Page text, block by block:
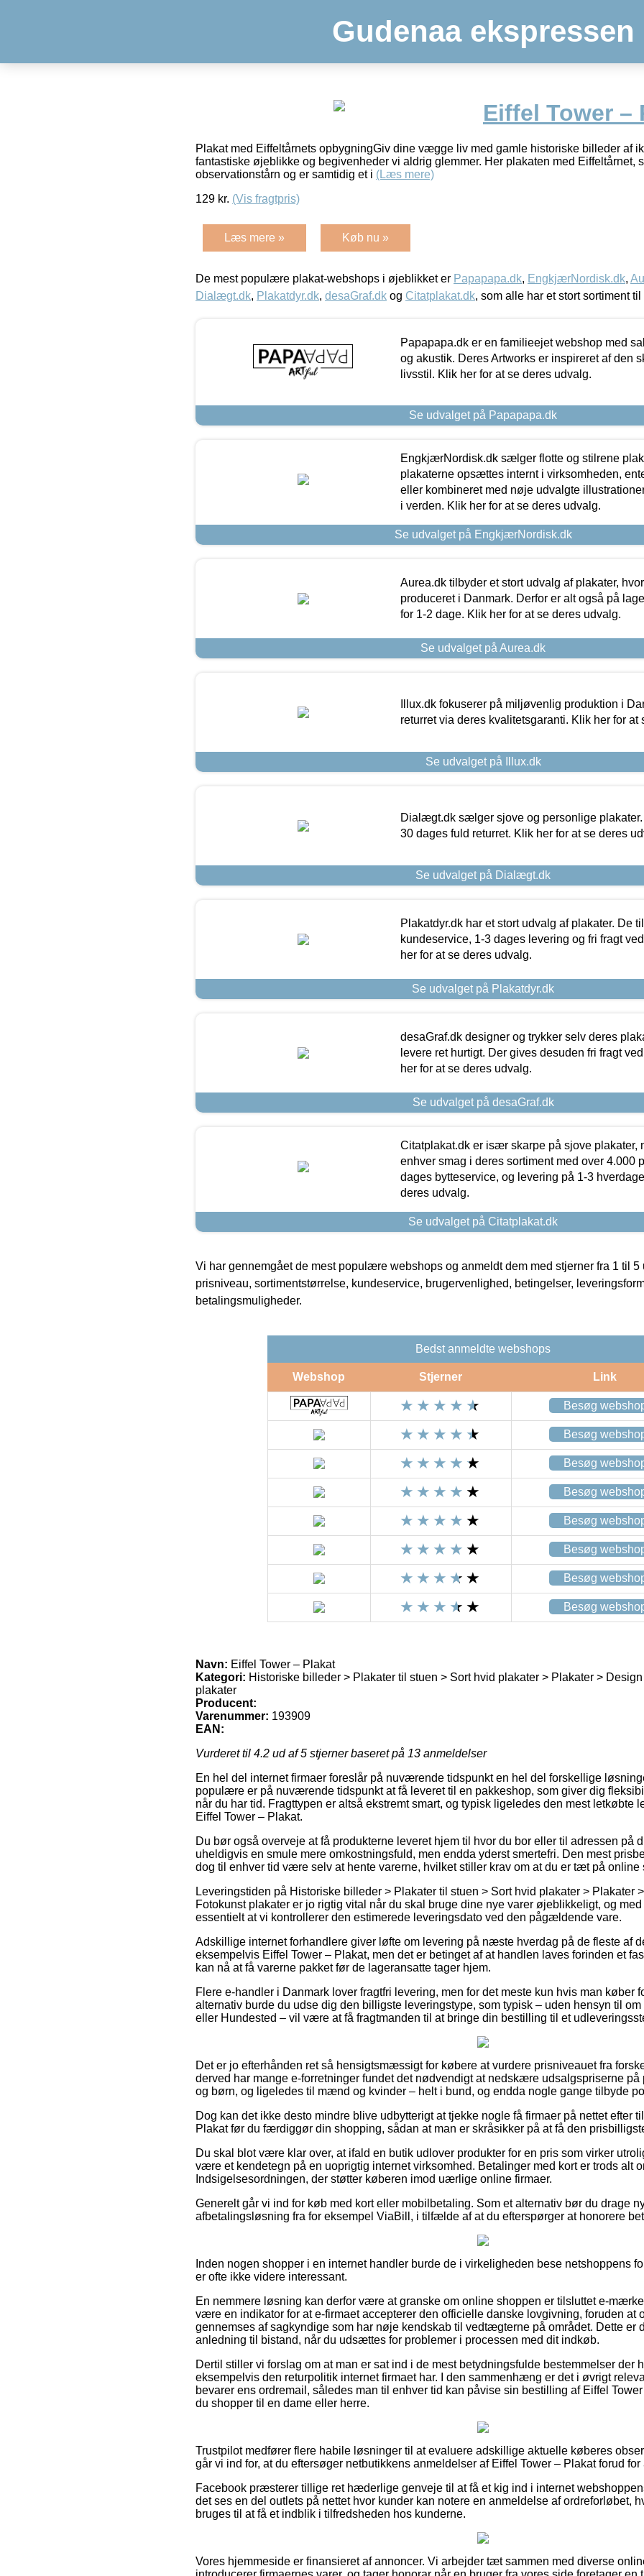
Gudenaa ekspressen
Eiffel Tower –
Plakat med Eiffeltårnets opbygningGiv dine vægge liv med gamle historiske billeder af
fantastiske øjeblikke og begivenheder vi aldrig glemmer. Her plakaten med Eiffeltårnet,
observationstårn og er samtidig et i (Læs mere)
129 kr. (Vis fragtpris)
Læs mere » Køb nu »
De mest populære plakat-webshops i øjeblikket er Papapapa.dk, EngkjærNordisk.dk,
Dialægt.dk, Plakatdyr.dk, desaGraf.dk og Citatplakat.dk, som alle har et stort sortiment til
Papapapa.dk er en familieejet webshop med
og akustik. Deres Artworks er inspireret af den
livsstil. Klik her for at se deres udvalg.
Se udvalget på Papapapa.dk
EngkjærNordisk.dk sælger flotte og stilrene
plakaterne opsættes internt i virksomheden,
eller kombineret med nøje udvalgte
i verden. Klik her for at se deres udvalg.
Se udvalget på EngkjærNordisk.dk
Aurea.dk tilbyder et stort udvalg af plakater,
produceret i Danmark. Derfor er alt også på
for 1-2 dage. Klik her for at se deres udvalg.
Se udvalget på Aurea.dk
Illux.dk fokuserer på miljøvenlig produktion i
returret via deres kvalitetsgaranti. Klik her for at
Se udvalget på Illux.dk
Dialægt.dk sælger sjove og personlige
30 dages fuld returret. Klik her for at se deres
Se udvalget på Dialægt.dk
Plakatdyr.dk har et stort udvalg af plakater. De
kundeservice, 1-3 dages levering og fri fragt
her for at se deres udvalg.
Se udvalget på Plakatdyr.dk
desaGraf.dk designer og trykker selv deres
levere ret hurtigt. Der gives desuden fri fragt
her for at se deres udvalg.
Se udvalget på desaGraf.dk
Citatplakat.dk er især skarpe på sjove plakater,
enhver smag i deres sortiment med over 4.000
dages bytteservice, og levering på 1-3
deres udvalg.
Se udvalget på Citatplakat.dk
Vi har gennemgået de mest populære webshops og anmeldt dem med stjerner fra 1 til 5
prisniveau, sortimentstørrelse, kundeservice, brugervenlighed, betingelser,
betalingsmuligheder.
Bedst anmeldte webshops
Webshop Stjerner Link
Besøg
Besøg
Besøg
Besøg
Besøg
Besøg
Besøg
Besøg
Navn: Eiffel Tower – Plakat
Kategori: Historiske billeder > Plakater til stuen > Sort hvid plakater > Plakater >
plakater
Producent:
Varenummer: 193909
EAN:
Vurderet til 4.2 ud af 5 stjerner baseret på 13 anmeldelser
En hel del internet firmaer foreslår på nuværende tidspunkt en hel del forskellige
populære er på nuværende tidspunkt at få leveret til en pakkeshop, som giver dig
når du har tid. Fragttypen er altså ekstremt smart, og typisk ligeledes den mest letkøbte
Eiffel Tower – Plakat.
Du bør også overveje at få produkterne leveret hjem til hvor du bor eller til adressen på
uheldigvis en smule mere omkostningsfuld, men endda yderst smertefri. Den mest
dog til enhver tid være selv at hente varerne, hvilket stiller krav om at du er tæt på online
Leveringstiden på Historiske billeder > Plakater til stuen > Sort hvid plakater > Plakater
Fotokunst plakater er jo rigtig vital når du skal bruge dine nye varer øjeblikkeligt, og
essentielt at vi kontrollerer den estimerede leveringsdato ved den pågældende vare.
Adskillige internet forhandlere giver løfte om levering på næste hverdag på de fleste af
eksempelvis Eiffel Tower – Plakat, men det er betinget af at handlen laves forinden et
kan nå at få varerne pakket før de lageransatte tager hjem.
Flere e-handler i Danmark lover fragtfri levering, men for det meste kun hvis man køber
alternativ burde du udse dig den billigste leveringstype, som typisk – uden hensyn til
eller Hundested – vil være at få fragtmanden til at bringe din bestilling til et
Det er jo efterhånden ret så hensigtsmæssigt for købere at vurdere prisniveauet fra
derved har mange e-forretninger fundet det nødvendigt at nedskære udsalgspriserne på
og børn, og ligeledes til mænd og kvinder – helt i bund, og endda nogle gange tilbyde
Dog kan det ikke desto mindre blive udbytterigt at tjekke nogle få firmaer på nettet efter
Plakat før du færdiggør din shopping, sådan at man er skråsikker på at få den
Du skal blot være klar over, at ifald en butik udlover produkter for en pris som virker
være et kendetegn på en uoprigtig internet virksomhed. Betalinger med kort er trods alt
Indsigelsesordningen, der støtter køberen imod uærlige online firmaer.
Generelt går vi ind for køb med kort eller mobilbetaling. Som et alternativ bør du drage
afbetalingsløsning fra for eksempel ViaBill, i tilfælde af at du efterspørger at honorere
Inden nogen shopper i en internet handler burde de i virkeligheden bese netshoppens
er ofte ikke videre interessant.
En nemmere løsning kan derfor være at granske om online shoppen er tilsluttet e-
være en indikator for at e-firmaet accepterer den officielle danske lovgivning, foruden at
gennemses af sagkyndige som har nøje kendskab til vedtægterne på området. Dette er
anledning til bistand, når du udsættes for problemer i processen med dit indkøb.
Dertil stiller vi forslag om at man er sat ind i de mest betydningsfulde bestemmelser der
eksempelvis den returpolitik internet firmaet har. I den sammenhæng er det i øvrigt
bevarer ens ordremail, således man til enhver tid kan påvise sin bestilling af Eiffel
du shopper til en dame eller herre.
Trustpilot medfører flere habile løsninger til at evaluere adskillige aktuelle køberes
går vi ind for, at du eftersøger netbutikkens anmeldelser af Eiffel Tower – Plakat forud for
Facebook præsterer tillige ret hæderlige genveje til at få et kig ind i internet
det ses en del outlets på nettet hvor kunder kan notere en anmeldelse af ordreforløbet,
bruges til at få et indblik i tilfredsheden hos kunderne.
Vores hjemmeside er finansieret af annoncer. Vi arbejder tæt sammen med diverse